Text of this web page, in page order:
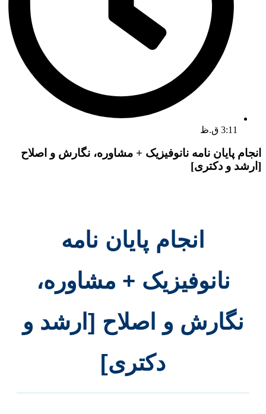
3:11 ق.ظ
انجام پایان نامه نانوفیزیک + مشاوره، نگارش و اصلاح
[ارشد و دکتری]
انجام پایان نامه
نانوفیزیک + مشاوره،
نگارش و اصلاح [ارشد و
دکتری]